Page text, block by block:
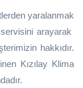
yaralanmak
arayarak
hakkıdır.
Kızılay Klima